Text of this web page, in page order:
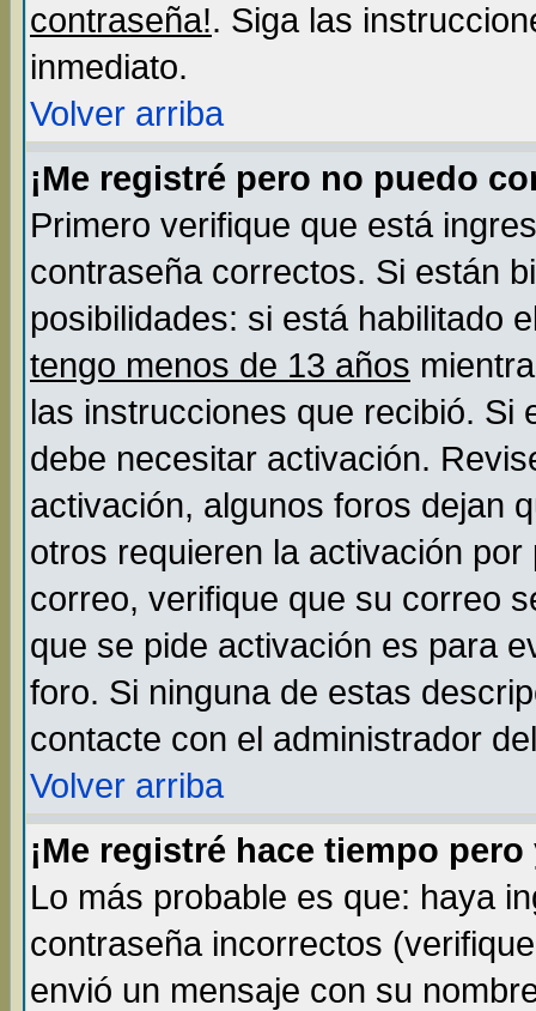
contraseña!. Siga las
inmediato.
Volver arriba
¡Me registré pero no puedo
Primero verifique que está
contraseña correctos. Si están
posibilidades: si está habilitado
tengo menos de 13 años
las instrucciones que recibió. Si
debe necesitar activación.
activación, algunos foros dejan
otros requieren la activación
correo, verifique que su correo
que se pide activación es para
foro. Si ninguna de estas
contacte con el administrador
Volver arriba
¡Me registré hace tiempo
Lo más probable es que: haya
contraseña incorrectos
envió un mensaje con su